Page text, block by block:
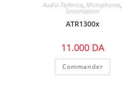
Audio-Technica,Microphones,
Sonorisation
ATR1300x
11.000DA
Commander